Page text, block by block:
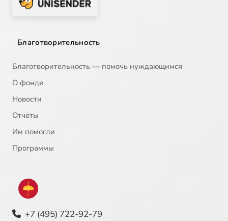
Благотворительность
Благотворительность — помочь нуждающимся
О фонде
Новости
Отчёты
Им помогли
Программы
+7 (495) 722-92-79